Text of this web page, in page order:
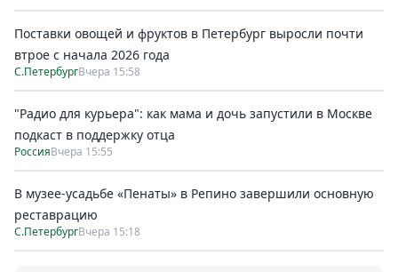
Поставки овощей и фруктов в Петербург выросли почти
втрое с начала 2026 года
С.ПетербургВчера 15:58
"Радио для курьера": как мама и дочь запустили в Москве
подкаст в поддержку отца
РоссияВчера 15:55
В музее-усадьбе «Пенаты» в Репино завершили основную
реставрацию
С.ПетербургВчера 15:18